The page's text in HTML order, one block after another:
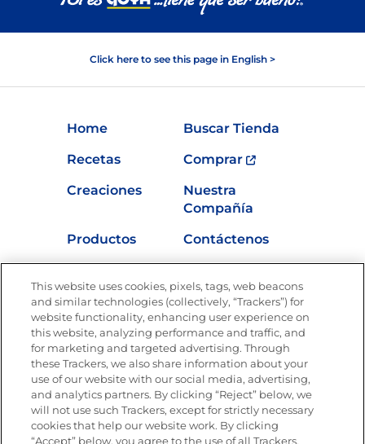
Click here to see this page in English >
Home
Buscar Tienda
Recetas
Comprar
Creaciones
Nuestra
Compañía
Productos
Contáctenos
Nutrición
Únete a La Cocina Goya®
Recibe Nuevas Recetas, Ofertas Especiales y
Promociones
Email(Obligatorio)
This website uses cookies, pixels, tags, web beacons
and similar technologies (collectively, “Trackers”) for
website functionality, enhancing user experience on
this website, analyzing performance and traffic, and
for marketing and targeted advertising. Through
these Trackers, we also share information about your
use of our website with our social media, advertising,
and analytics partners. By clicking “Reject” below, we
will not use such Trackers, except for strictly necessary
cookies that help our website work. By clicking
“Accept” below, you agree to the use of all Trackers.